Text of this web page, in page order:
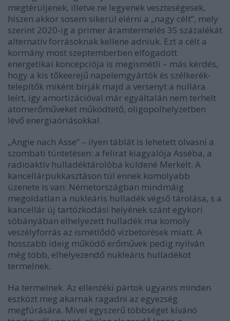
megtérüljenek, illetve ne legyenek veszteségesek,
hiszen akkor sosem sikerül elérni a „nagy célt”, mely
szerint 2020-ig a primer áramtermelés 35 százalékát
alternatív forrásoknak kellene adniuk. Ezt a célt a
kormány most szeptemberben elfogadott
energetikai koncepciója is megismétli – más kérdés,
hogy a kis tőkeerejű napelemgyártók és szélkerék-
telepítők miként bírják majd a versenyt a nullára
leírt, így amortizációval már egyáltalán nem terhelt
atomerőműveket működtető, oligopolhelyzetben
lévő energiaóriásokkal.
„Angie nach Asse” – ilyen táblát is lehetett olvasni a
szombati tüntetésen: a felirat kiagyalója Asséba, a
radioaktív hulladéktárolóba küldené Merkelt. A
kancellárpukkasztáson túl ennek komolyabb
üzenete is van: Németországban mindmáig
megoldatlan a nukleáris hulladék végső tárolása, s a
kancellár új tartózkodási helyének szánt egykori
sóbányában elhelyezett hulladék ma komoly
veszélyforrás az ismétlődő vízbetörések miatt. A
hosszabb ideig működő erőművek pedig nyilván
még több, elhelyezendő nukleáris hulladékot
termelnek.
Ha termelnek. Az ellenzéki pártok ugyanis minden
eszközt meg akarnak ragadni az egyezség
megfúrására. Mivel egyszerű többséget kívánó